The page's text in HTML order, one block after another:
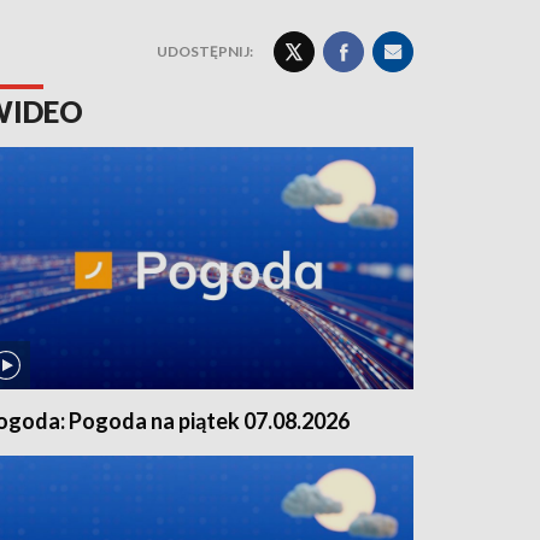
UDOSTĘPNIJ:
Pogoda na piątek 07.08.2026